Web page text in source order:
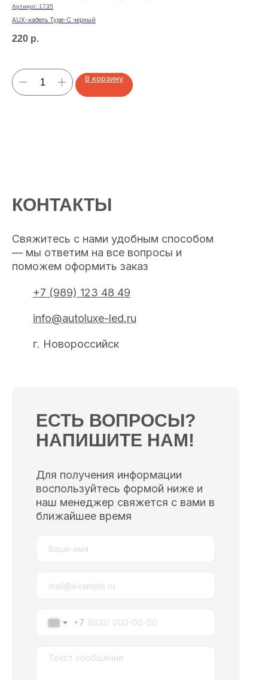
Артикул: 1735
AUX-кабель Type-C черный
220 р.
В корзину
КОНТАКТЫ
ЕСТЬ ВОПРОСЫ?
НАПИШИТЕ НАМ!
Свяжитесь с нами удобным способом
— мы ответим на все вопросы и
поможем оформить заказ
Для получения информации
воспользуйтесь формой ниже и
наш менеджер свяжется с вами в
ближайшее время
+7 (989) 123 48 49
info@autoluxe-led.ru
г. Новороссийск
+7